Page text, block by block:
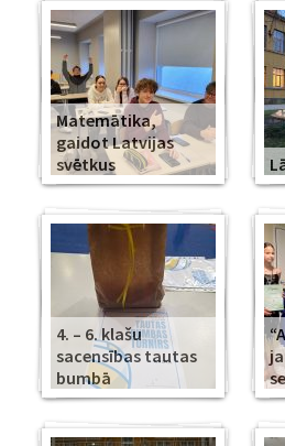
Matemātika,
gaidot Latvijas
svētkus
4. – 6. klašu
sacensības tautas
bumbā